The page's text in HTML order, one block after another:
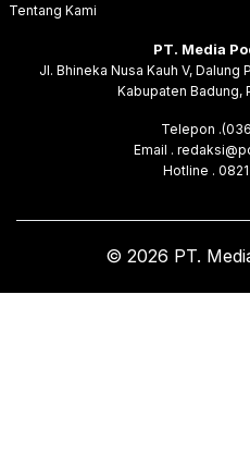
Tentang Kami
PT. Media
Jl. Bhineka Nusa Kauh V, Dalung
Kabupaten Badung,
Telepon
Email .
Hotline .
© 2026 PT.